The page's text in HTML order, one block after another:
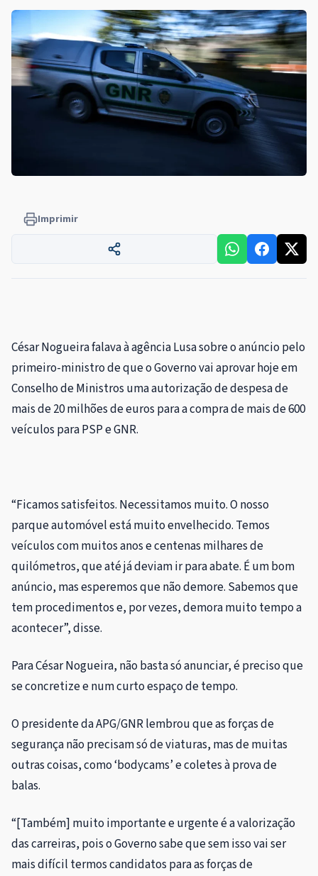
Imprimir
César Nogueira falava à agência Lusa sobre o anúncio pelo
primeiro-ministro de que o Governo vai aprovar hoje em
Conselho de Ministros uma autorização de despesa de
mais de 20 milhões de euros para a compra de mais de 600
veículos para PSP e GNR.
“Ficamos satisfeitos. Necessitamos muito. O nosso
parque automóvel está muito envelhecido. Temos
veículos com muitos anos e centenas milhares de
quilómetros, que até já deviam ir para abate. É um bom
anúncio, mas esperemos que não demore. Sabemos que
tem procedimentos e, por vezes, demora muito tempo a
acontecer”, disse.
Para César Nogueira, não basta só anunciar, é preciso que
se concretize e num curto espaço de tempo.
O presidente da APG/GNR lembrou que as forças de
segurança não precisam só de viaturas, mas de muitas
outras coisas, como ‘bodycams’ e coletes à prova de
balas.
“[Também] muito importante e urgente é a valorização
das carreiras, pois o Governo sabe que sem isso vai ser
mais difícil termos candidatos para as forças de